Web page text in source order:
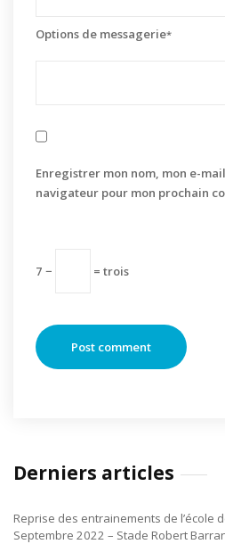
Options de messagerie*
Enregistrer mon nom, mon e-
navigateur pour mon prochain
7 − = trois
Derniers articles
Reprise des entrainements de l’école
Septembre 2022 – Stade Robert